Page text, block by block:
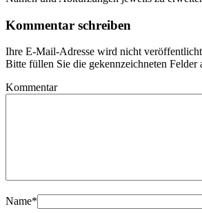
Kommentar schreiben
Ihre E-Mail-Adresse wird nicht
Bitte füllen Sie die gekennzeichneten Felder
Kommentar
Name*